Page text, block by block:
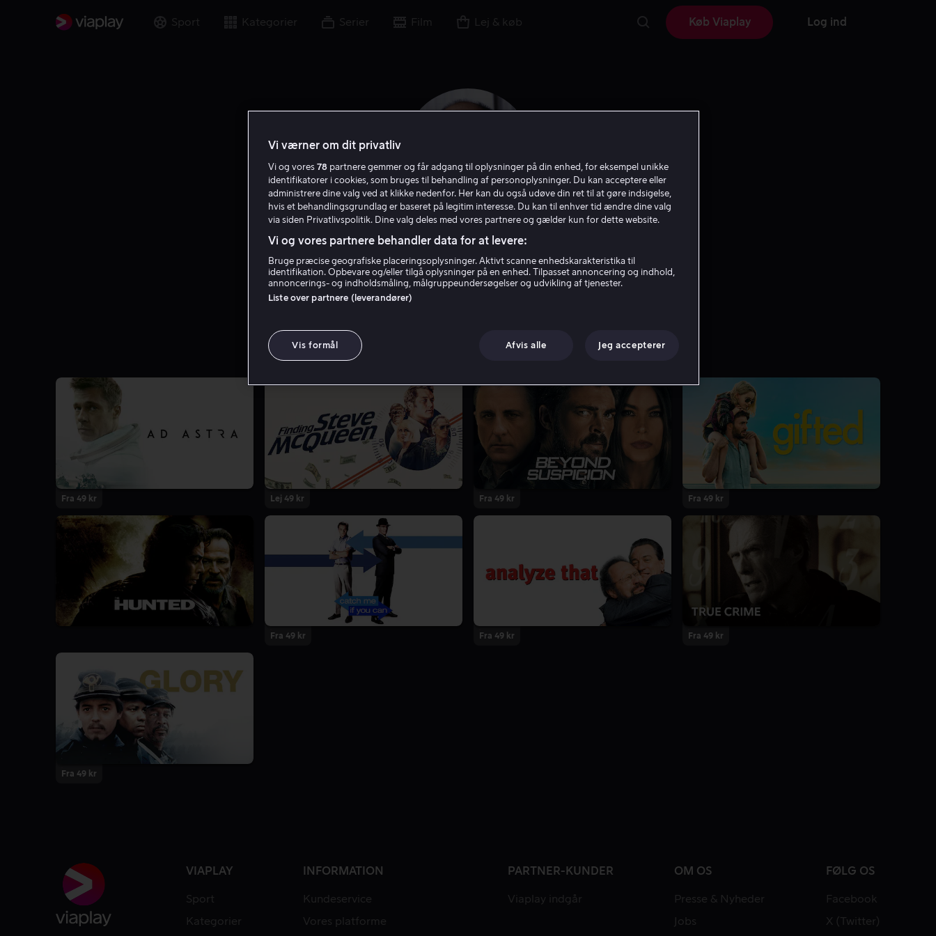
Sport Kategorier Serier Film Lej & køb Køb Viaplay Log ind
John Finn
Skuespiller Gæst
Fra 49 kr Lej 49 kr Fra 49 kr Fra 49 kr
Fra 49 kr Fra 49 kr Fra 49 kr
Fra 49 kr
VIAPLAY
Sport
Kategorier
INFORMATION
Kundeservice
Vores platforme
PARTNER-KUNDER
Viaplay indgår
OM OS
Presse & Nyheder
Jobs
FØLG OS
Facebook
X (Twitter)
Vi værner om dit privatliv
Vi og vores 78 partnere gemmer og får adgang til oplysninger på din enhed, for eksempel unikke
identifikatorer i cookies, som bruges til behandling af personoplysninger. Du kan acceptere eller
administrere dine valg ved at klikke nedenfor. Her kan du også udøve din ret til at gøre indsigelse,
hvis et behandlingsgrundlag er baseret på legitim interesse. Du kan til enhver tid ændre dine valg
via siden Privatlivspolitik. Dine valg deles med vores partnere og gælder kun for dette website.
Vi og vores partnere behandler data for at levere:
Bruge præcise geografiske placeringsoplysninger. Aktivt scanne enhedskarakteristika til
identifikation. Opbevare og/eller tilgå oplysninger på en enhed. Tilpasset annoncering og indhold,
annoncerings- og indholdsmåling, målgruppeundersøgelser og udvikling af tjenester.
Liste over partnere (leverandører)
Vis formål Afvis alle Jeg accepterer